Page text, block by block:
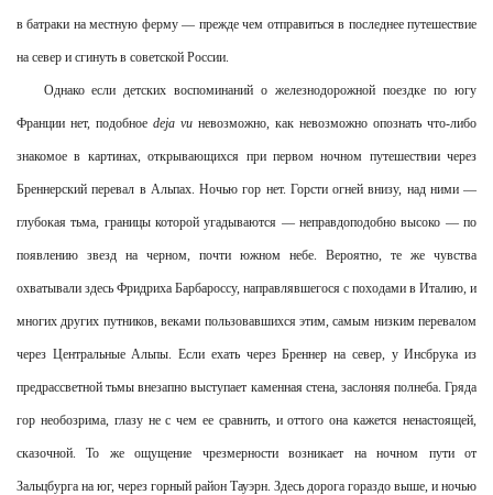
в батраки на местную ферму — прежде чем отправиться в последнее путешествие
на север и сгинуть в советской России.
Однако если детских воспоминаний о железнодорожной поездке по югу
Франции нет, подобное dejа vu невозможно, как невозможно опознать что-либо
знакомое в картинах, открывающихся при первом ночном путешествии через
Бреннерский перевал в Альпах. Ночью гор нет. Горсти огней внизу, над ними —
глубокая тьма, границы которой угадываются — неправдоподобно высоко — по
появлению звезд на черном, почти южном небе. Вероятно, те же чувства
охватывали здесь Фридриха Барбароссу, направлявшегося с походами в Италию, и
многих других путников, веками пользовавшихся этим, самым низким перевалом
через Центральные Альпы. Если ехать через Бреннер на север, у Инсбрука из
предрассветной тьмы внезапно выступает каменная стена, заслоняя полнеба. Гряда
гор необозрима, глазу не с чем ее сравнить, и оттого она кажется ненастоящей,
сказочной. То же ощущение чрезмерности возникает на ночном пути от
Зальцбурга на юг, через горный район Тауэрн. Здесь дорога гораздо выше, и ночью